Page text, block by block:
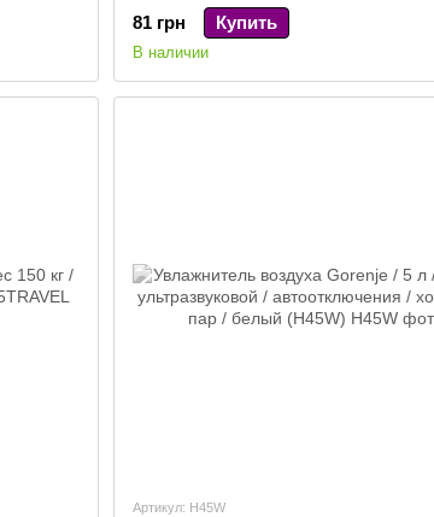
81 грн
Купить
В наличии
Артикул: H45W